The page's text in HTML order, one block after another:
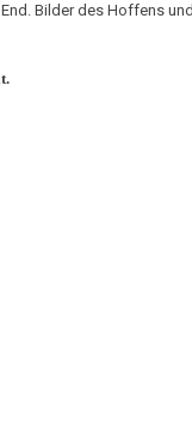
Bilder des Hoffens